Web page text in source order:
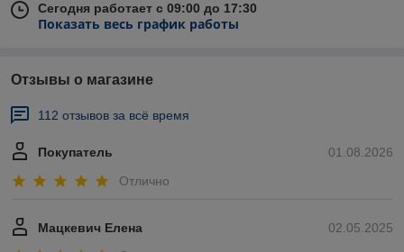
Сегодня работает с 09:00 до 17:30
Показать весь график работы
Отзывы о магазине
112 отзывов за всё время
01.08.2026
Покупатель
Отлично
02.05.2025
Мацкевич Елена